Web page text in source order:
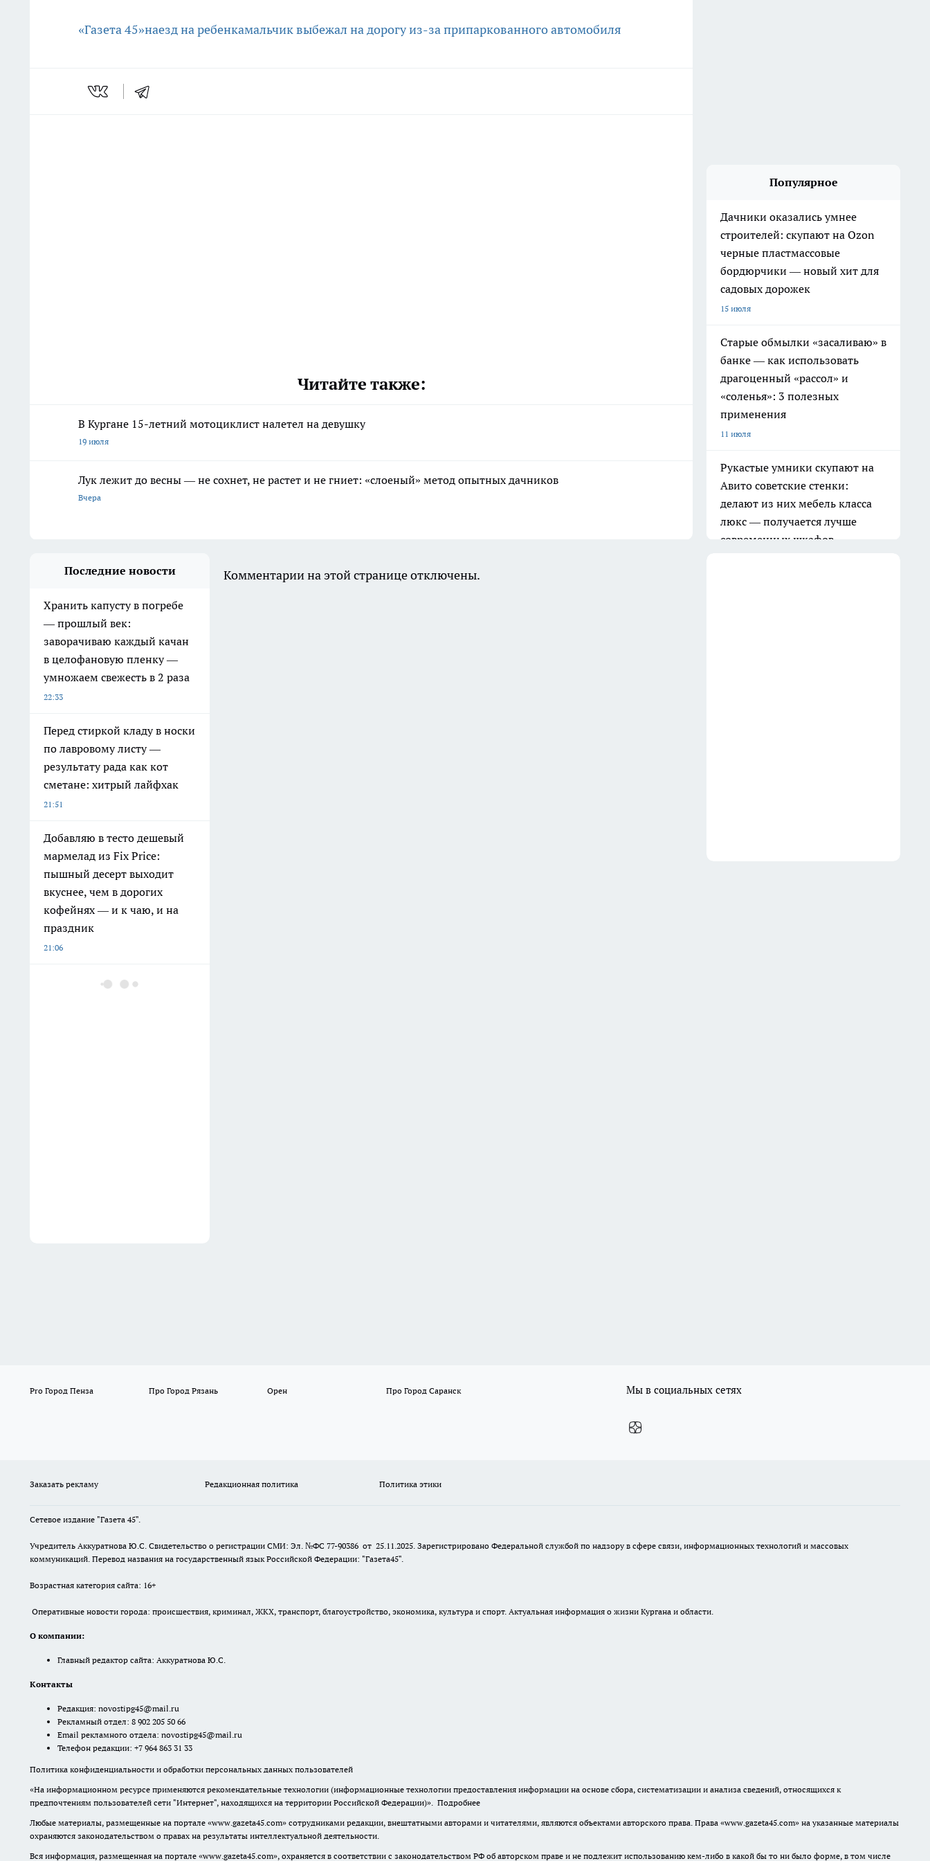
«Газета 45»наезд на ребенкамальчик выбежал на дорогу из-за припаркованного автомобиля
Читайте также:
В Кургане 15-летний мотоциклист налетел на девушку
19 июля
Лук лежит до весны — не сохнет, не растет и не гниет: «слоеный» метод опытных дачников
Вчера
Популярное
Дачники оказались умнее
строителей: скупают на Ozon
черные пластмассовые
бордюрчики — новый хит для
садовых дорожек
15 июля
Старые обмылки «засаливаю» в
банке — как использовать
драгоценный «рассол» и
«соленья»: 3 полезных
применения
11 июля
Последние новости
Хранить капусту в погребе
— прошлый век:
заворачиваю каждый качан
в целофановую пленку —
умножаем свежесть в 2 раза
22:33
Перед стиркой кладу в носки
по лавровому листу —
результату рада как кот
сметане: хитрый лайфхак
21:51
Добавляю в тесто дешевый
мармелад из Fix Price:
пышный десерт выходит
вкуснее, чем в дорогих
кофейнях — и к чаю, и на
праздник
21:06
Вместо пемзы беру овощ с
Комментарии на этой странице отключены.
Pro Город Пенза Про Город Рязань Орен Про Город Саранск Мы в социальных сетях
Заказать рекламу Редакционная политика Политика этики
Сетевое издание "Газета 45".
Учредитель Аккуратнова Ю.С. Свидетельство о регистрации СМИ: Эл. №ФС 77-90386 от 25.11.2025. Зарегистрировано Федеральной службой по надзору в сфере связи, информационных технологий и массовых
коммуникаций. Перевод названия на государственный язык Российской Федерации: "Газета45".
Возрастная категория сайта: 16+
Оперативные новости города: происшествия, криминал, ЖКХ, транспорт, благоустройство, экономика, культура и спорт. Актуальная информация о жизни Кургана и области.
О компании:
Главный редактор сайта: Аккуратнова Ю.С.
Контакты
Редакция: novostipg45@mail.ru
Рекламный отдел: 8 902 205 50 66
Email рекламного отдела: novostipg45@mail.ru
Телефон редакции: +7 964 863 31 33
Политика конфиденциальности и обработки персональных данных пользователей
«На информационном ресурсе применяются рекомендательные технологии (информационные технологии предоставления информации на основе сбора, систематизации и анализа сведений, относящихся к
предпочтениям пользователей сети "Интернет", находящихся на территории Российской Федерации)». Подробнее
Любые материалы, размещенные на портале «www.gazeta45.com» сотрудниками редакции, внештатными авторами и читателями, являются объектами авторского права. Права «www.gazeta45.com» на указанные материалы
охраняются законодательством о правах на результаты интеллектуальной деятельности.
Вся информация, размещенная на портале «www.gazeta45.com», охраняется в соответствии с законодательством РФ об авторском праве и не подлежит использованию кем-либо в какой бы то ни было форме, в том числе